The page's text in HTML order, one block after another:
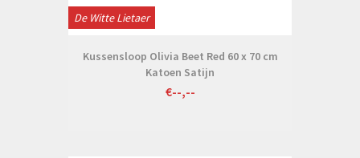
De Witte Lietaer
Kussensloop Olivia Beet Red 60 x 70 cm
Katoen Satijn
€--,--